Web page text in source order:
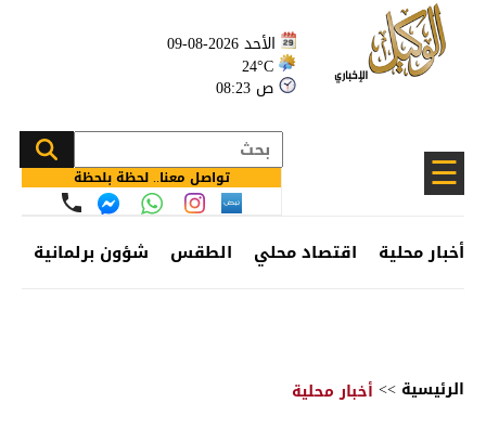
الأحد 2026-08-09
24°C
08:23 ص
☰ تواصل معنا.. لحظة بلحظة
أخبار محلية اقتصاد محلي الطقس شؤون برلمانية
الرئيسية >> أخبار محلية